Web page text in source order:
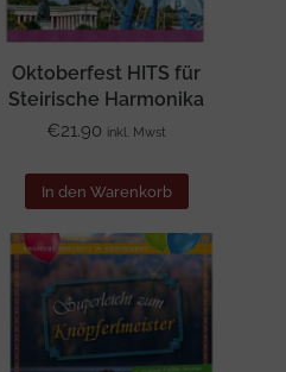
Oktoberfest HITS für
Steirische Harmonika
€21.90 inkl. Mwst
In den Warenkorb